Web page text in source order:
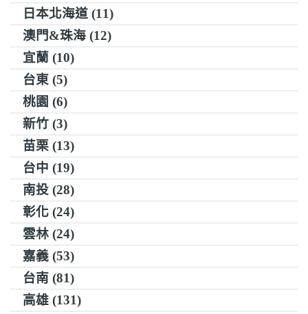
日本北海道 (11)
澳門&珠海 (12)
宜蘭 (10)
台東 (5)
桃園 (6)
新竹 (3)
苗栗 (13)
台中 (19)
南投 (28)
彰化 (24)
雲林 (24)
嘉義 (53)
台南 (81)
高雄 (131)